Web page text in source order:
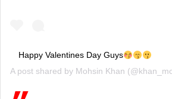
Happy Valentines Day Guys
A post shared by Mohsin Khan